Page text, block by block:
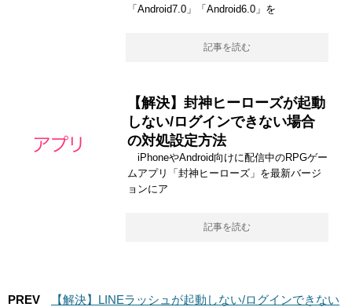
「Android7.0」「Android6.0」を
記事を読む
【解決】封神ヒーローズが起動
しない/ログインできない場合
の対処設定方法
iPhoneやAndroid向けに配信中のRPGゲー
ムアプリ「封神ヒーローズ」を最新バージ
ョンにア
記事を読む
PREV
【解決】LINEラッシュが起動しない/ログインできない